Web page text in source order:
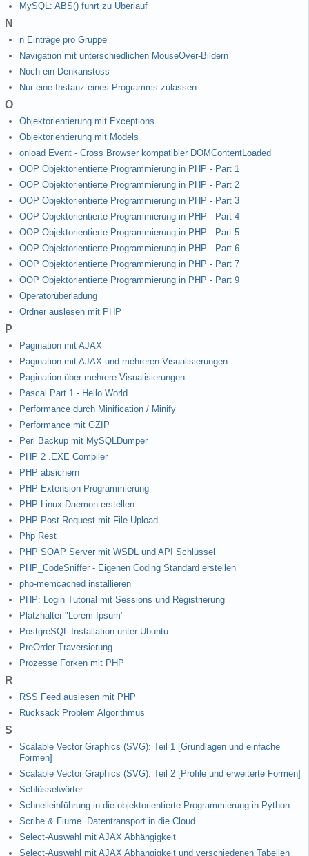
MySQL: ABS() führt zu Überlauf
N
n Einträge pro Gruppe
Navigation mit unterschiedlichen MouseOver-Bildern
Noch ein Denkanstoss
Nur eine Instanz eines Programms zulassen
O
Objektorientierung mit Exceptions
Objektorientierung mit Models
onload Event - Cross Browser kompatibler DOMContentLoaded
OOP Objektorientierte Programmierung in PHP - Part 1
OOP Objektorientierte Programmierung in PHP - Part 2
OOP Objektorientierte Programmierung in PHP - Part 3
OOP Objektorientierte Programmierung in PHP - Part 4
OOP Objektorientierte Programmierung in PHP - Part 5
OOP Objektorientierte Programmierung in PHP - Part 6
OOP Objektorientierte Programmierung in PHP - Part 7
OOP Objektorientierte Programmierung in PHP - Part 9
Operatorüberladung
Ordner auslesen mit PHP
P
Pagination mit AJAX
Pagination mit AJAX und mehreren Visualisierungen
Pagination über mehrere Visualisierungen
Pascal Part 1 - Hello World
Performance durch Minification / Minify
Performance mit GZIP
Perl Backup mit MySQLDumper
PHP 2 .EXE Compiler
PHP absichern
PHP Extension Programmierung
PHP Linux Daemon erstellen
PHP Post Request mit File Upload
Php Rest
PHP SOAP Server mit WSDL und API Schlüssel
PHP_CodeSniffer - Eigenen Coding Standard erstellen
php-memcached installieren
PHP: Login Tutorial mit Sessions und Registrierung
Platzhalter "Lorem Ipsum"
PostgreSQL Installation unter Ubuntu
PreOrder Traversierung
Prozesse Forken mit PHP
R
RSS Feed auslesen mit PHP
Rucksack Problem Algorithmus
S
Scalable Vector Graphics (SVG): Teil 1 [Grundlagen und einfache
Formen]
Scalable Vector Graphics (SVG): Teil 2 [Profile und erweiterte Formen]
Schlüsselwörter
Schnelleinführung in die objektorientierte Programmierung in Python
Scribe & Flume. Datentransport in die Cloud
Select-Auswahl mit AJAX Abhängigkeit
Select-Auswahl mit AJAX Abhängigkeit und verschiedenen Tabellen